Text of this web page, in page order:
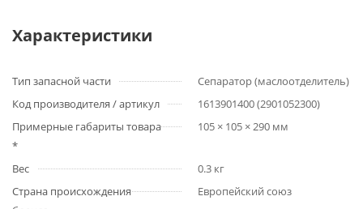
Характеристики
Тип запасной части
Сепаратор (маслоотделитель)
Код производителя / артикул
1613901400 (2901052300)
Примерные габариты товара
*
105 × 105 × 290 мм
Вес
0.3 кг
Страна происхождения
Европейский союз